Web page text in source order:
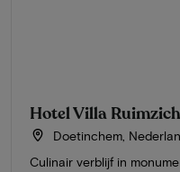
Hotel Villa
Doetinchem,
Culinair verblijf in